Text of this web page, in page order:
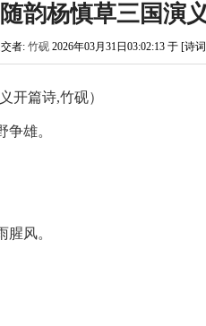
韵杨慎草三国演
者: 竹砚 2026年03月31日03:02:13 于 [诗
开篇诗,竹砚）
雄。
风。